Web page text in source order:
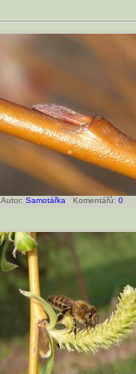
Autor: Samotářka Komentářů: 0